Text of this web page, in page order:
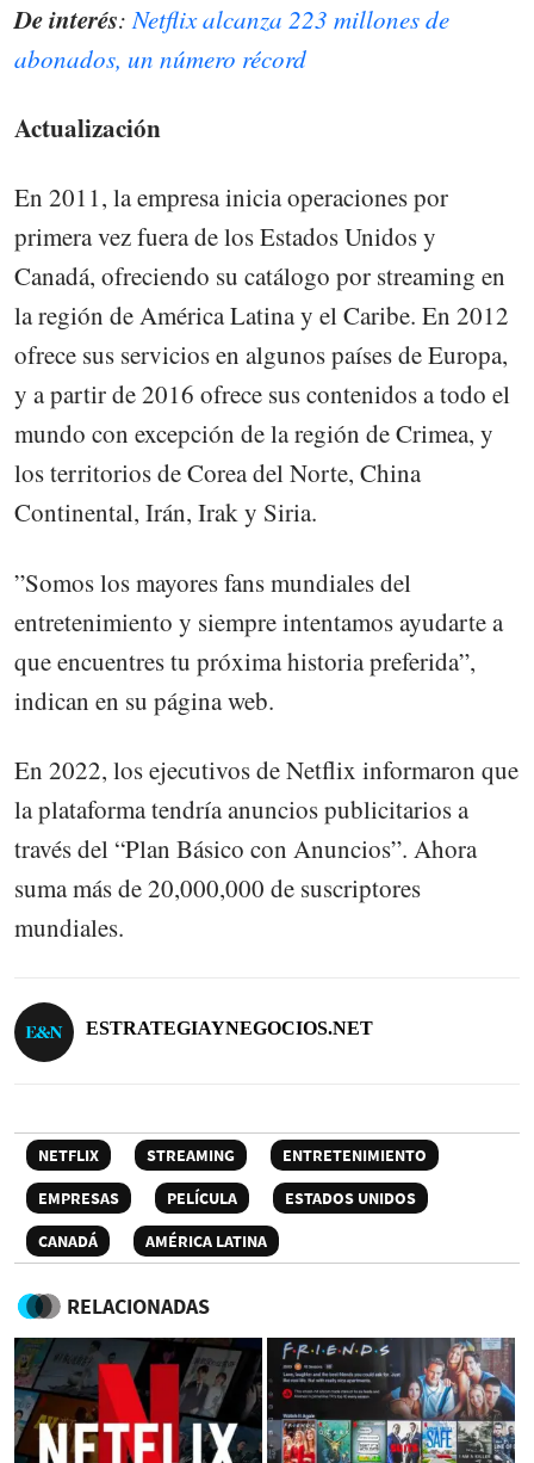
De interés:Netflix alcanza 223 millones de
abonados, un número récord
Actualización
En 2011, la empresa inicia operaciones por
primera vez fuera de los Estados Unidos y
Canadá, ofreciendo su catálogo por streaming en
la región de América Latina y el Caribe. En 2012
ofrece sus servicios en algunos países de Europa,
y a partir de 2016 ofrece sus contenidos a todo el
mundo con excepción de la región de Crimea, y
los territorios de Corea del Norte, China
Continental, Irán, Irak y Siria.
”Somos los mayores fans mundiales del
entretenimiento y siempre intentamos ayudarte a
que encuentres tu próxima historia preferida”,
indican en su página web.
En 2022, los ejecutivos de Netflix informaron que
la plataforma tendría anuncios publicitarios a
través del “Plan Básico con Anuncios”. Ahora
suma más de 20,000,000 de suscriptores
mundiales.
ESTRATEGIAYNEGOCIOS.NET
NETFLIX STREAMING
ENTRETENIMIENTO
EMPRESAS
PELÍCULA
ESTADOS UNIDOS
CANADÁ
AMÉRICA LATINA
RELACIONADAS